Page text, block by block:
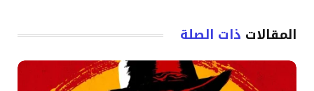
المقالات ذات الصلة